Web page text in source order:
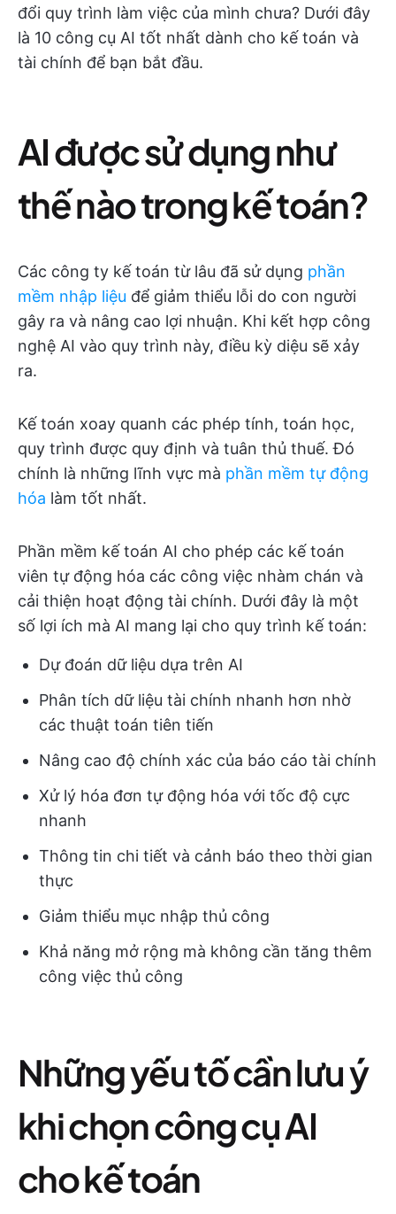
đổi quy trình làm việc của mình chưa? Dưới đây
là 10 công cụ AI tốt nhất dành cho kế toán và
tài chính để bạn bắt đầu.
AI được sử dụng như
thế nào trong kế toán?
Các công ty kế toán từ lâu đã sử dụng phần
mềm nhập liệu để giảm thiểu lỗi do con người
gây ra và nâng cao lợi nhuận. Khi kết hợp công
nghệ AI vào quy trình này, điều kỳ diệu sẽ xảy
ra.
Kế toán xoay quanh các phép tính, toán học,
quy trình được quy định và tuân thủ thuế. Đó
chính là những lĩnh vực mà phần mềm tự động
hóa làm tốt nhất.
Phần mềm kế toán AI cho phép các kế toán
viên tự động hóa các công việc nhàm chán và
cải thiện hoạt động tài chính. Dưới đây là một
số lợi ích mà AI mang lại cho quy trình kế toán:
Dự đoán dữ liệu dựa trên AI
Phân tích dữ liệu tài chính nhanh hơn nhờ
các thuật toán tiên tiến
Nâng cao độ chính xác của báo cáo tài chính
Xử lý hóa đơn tự động hóa với tốc độ cực
nhanh
Thông tin chi tiết và cảnh báo theo thời gian
thực
Giảm thiểu mục nhập thủ công
Khả năng mở rộng mà không cần tăng thêm
công việc thủ công
Những yếu tố cần lưu ý
khi chọn công cụ AI
cho kế toán